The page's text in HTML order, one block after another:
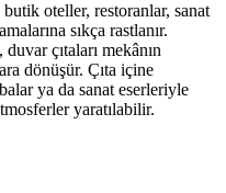
oteller, restoranlar, sanat
sıkça rastlanır.
çıtaları mekânın
dönüşür. Çıta içine
ya da sanat eserleriyle
yaratılabilir.